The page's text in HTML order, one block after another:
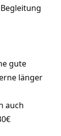
gute
länger
auch